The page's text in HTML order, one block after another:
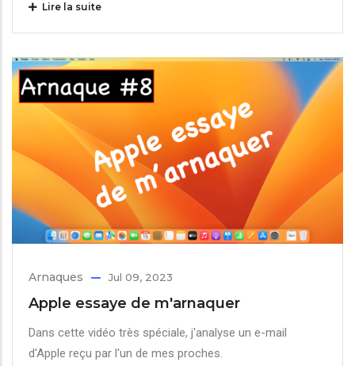
Lire la suite
Arnaques Jul 09, 2023
Apple essaye de m'arnaquer
Dans cette vidéo très spéciale, j'analyse un e-mail
d'Apple reçu par l'un de mes proches.